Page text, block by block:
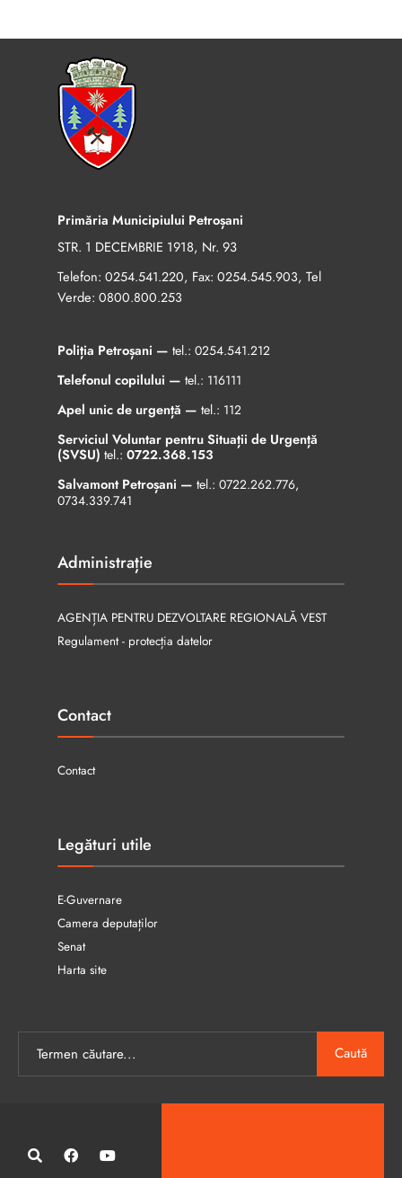
Primăria Municipiului Petroșani
STR. 1 DECEMBRIE 1918, Nr. 93
Telefon: 0254.541.220, Fax: 0254.545.903, Tel
Verde: 0800.800.253
Poliția Petroșani — tel.: 0254.541.212
Telefonul copilului — tel.: 116111
Apel unic de urgență — tel.: 112
Serviciul Voluntar pentru Situații de Urgență
(SVSU) tel.: 0722.368.153
Salvamont Petroșani — tel.: 0722.262.776,
0734.339.741
Administrație
AGENȚIA PENTRU DEZVOLTARE REGIONALĂ VEST
Regulament - protecția datelor
Contact
Contact
Legături utile
E-Guvernare
Camera deputaților
Senat
Harta site
Caută